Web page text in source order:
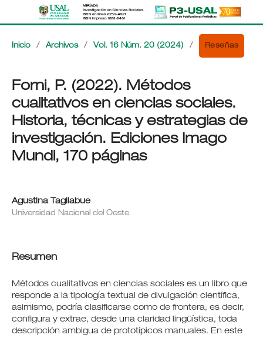
Inicio / Archivos / Vol. 16 Núm. 20 (2024) / Reseñas
Forni, P. (2022). Métodos
cualitativos en ciencias sociales.
Historia, técnicas y estrategias de
investigación. Ediciones Imago
Mundi, 170 páginas
Agustina Tagliabue
Universidad Nacional del Oeste
Resumen
Métodos cualitativos en ciencias sociales es un libro que
responde a la tipología textual de divulgación científica,
asimismo, podría clasificarse como de frontera, es decir,
configura y extrae, desde una claridad lingüística, toda
descripción ambigua de prototípicos manuales. En este